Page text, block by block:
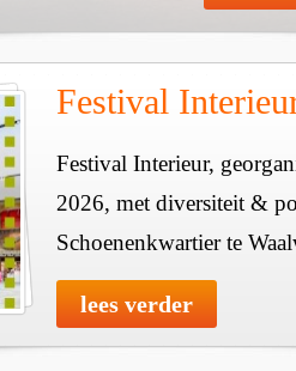
Festival
Festival Interieur,
2026, met diversiteit &
Schoenenkwartier te
lees verder